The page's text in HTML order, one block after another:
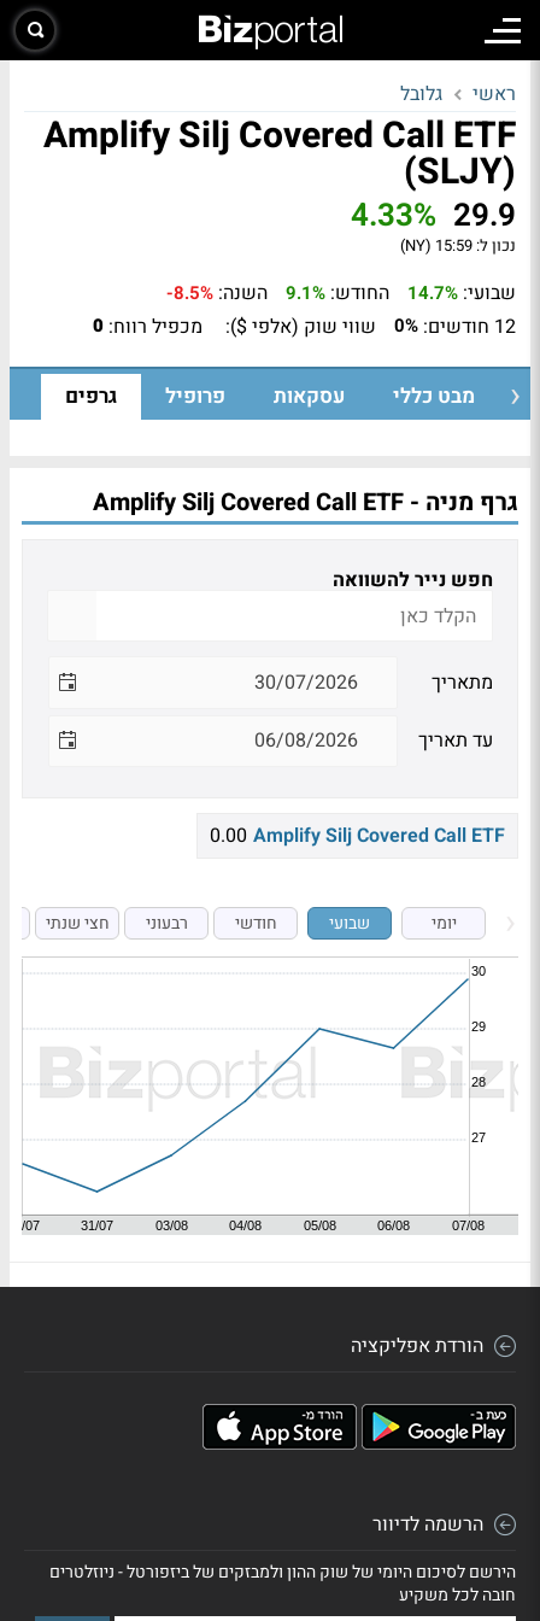
ראשי גלובל
Amplify Silj Covered Call ETF
(SLJY)
29.9
4.33%
נכון ל: 15:59 (NY)
שבועי: 14.7% החודש: 9.1% השנה: -8.5%
12 חודשים: 0% שווי שוק (אלפי $): מכפיל רווח: 0
מבט כללי עסקאות פרופיל גרפים
גרף מניה - Amplify Silj Covered Call ETF
חפש נייר להשוואה
מתאריך
עד תאריך
Amplify Silj Covered Call ETF
0.00
יומי שבועי חודשי רבעוני חצי שנתי
הורדת אפליקציה
הרשמה לדיוור
הירשם לסיכום היומי של שוק ההון ולמבזקים של ביזפורטל - ניוזלטרים
חובה לכל משקיע